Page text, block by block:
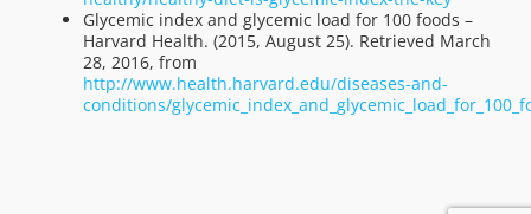
Glycemic index and glycemic load for 100 foods –
Harvard Health. (2015, August 25). Retrieved March
28, 2016, from
http://www.health.harvard.edu/diseases-and-
conditions/